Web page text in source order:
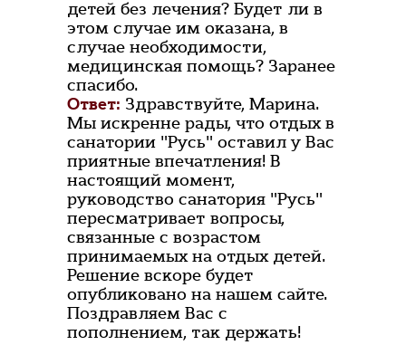
детей без лечения? Будет ли в
этом случае им оказана, в
случае необходимости,
медицинская помощь? Заранее
спасибо.
Ответ: Здравствуйте, Марина.
Мы искренне рады, что отдых в
санатории "Русь" оставил у Вас
приятные впечатления! В
настоящий момент,
руководство санатория "Русь"
пересматривает вопросы,
связанные с возрастом
принимаемых на отдых детей.
Решение вскоре будет
опубликовано на нашем сайте.
Поздравляем Вас с
пополнением, так держать!